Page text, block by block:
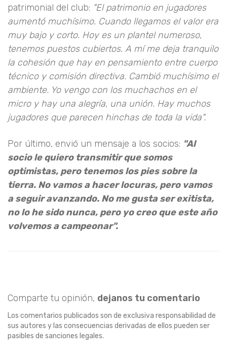
patrimonial del club: "El patrimonio en jugadores
aumentó muchísimo. Cuando llegamos el valor era
muy bajo y corto. Hoy es un plantel numeroso,
tenemos puestos cubiertos. A mí me deja tranquilo
la cohesión que hay en pensamiento entre cuerpo
técnico y comisión directiva. Cambió muchísimo el
ambiente. Yo vengo con los muchachos en el
micro y hay una alegría, una unión. Hay muchos
jugadores que parecen hinchas de toda la vida".
Por último, envió un mensaje a los socios: "Al
socio le quiero transmitir que somos
optimistas, pero tenemos los pies sobre la
tierra. No vamos a hacer locuras, pero vamos
a seguir avanzando. No me gusta ser exitista,
no lo he sido nunca, pero yo creo que este año
volvemos a campeonar".
Comparte tu opinión, dejanos tu comentario
Los comentarios publicados son de exclusiva responsabilidad de
sus autores y las consecuencias derivadas de ellos pueden ser
pasibles de sanciones legales.